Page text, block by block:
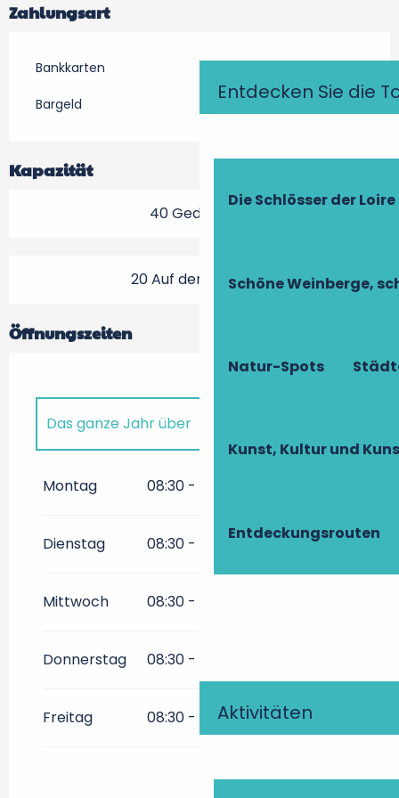
Entdecken Sie die
Die Schlösser der Loire
Schöne Weinberge,
Natur-Spots
Kunst, Kultur und
Entdeckungsrouten
Aktivitäten
Zahlungsart
Bankkarten
Bargeld
Kapazität
40 Gedeck(e)
20 Auf der Terrasse
Öffnungszeiten
Das ganze Jahr über
Das ganze Jahr über 2027
Das ganze Jahr über 2029
Das ganze Jahr über 2031
Das ganze Jahr über 2032
Das ganze Jahr über 2033
Montag 08:30 - 17:00
Dienstag 08:30 - 17:00
Mittwoch 08:30 - 17:00
Donnerstag 08:30 - 17:00
Freitag 08:30 - 17:00